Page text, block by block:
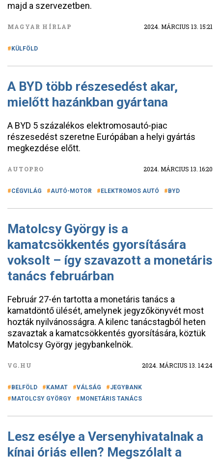
majd a szervezetben.
MAGYAR HÍRLAP 2024. MÁRCIUS 13. 15:21
KÜLFÖLD
A BYD több részesedést akar,
mielőtt hazánkban gyártana
A BYD 5 százalékos elektromosautó-piac
részesedést szeretne Európában a helyi gyártás
megkezdése előtt.
AUTOPRO 2024. MÁRCIUS 13. 16:20
CÉGVILÁG AUTÓ-MOTOR ELEKTROMOS AUTÓ BYD
Matolcsy György is a
kamatcsökkentés gyorsítására
voksolt – így szavazott a monetáris
tanács februárban
Február 27-én tartotta a monetáris tanács a
kamatdöntő ülését, amelynek jegyzőkönyvét most
hozták nyilvánosságra. A kilenc tanácstagból heten
szavaztak a kamatcsökkentés gyorsítására, köztük
Matolcsy György jegybankelnök.
VG.HU 2024. MÁRCIUS 13. 14:24
BELFÖLD KAMAT VÁLSÁG
JEGYBANK
MATOLCSY GYÖRGY
MONETÁRIS TANÁCS
Lesz esélye a Versenyhivatalnak a
kínai óriás ellen? Megszólalt a